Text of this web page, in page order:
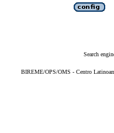
Search
BIREME/OPS/OMS - Centro